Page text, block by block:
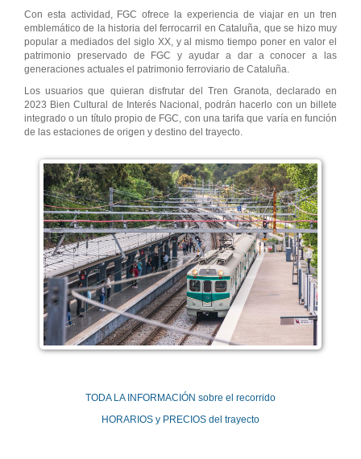
Con esta actividad, FGC ofrece la experiencia de viajar en un tren
emblemático de la historia del ferrocarril en Cataluña, que se hizo muy
popular a mediados del siglo XX, y al mismo tiempo poner en valor el
patrimonio preservado de FGC y ayudar a dar a conocer a las
generaciones actuales el patrimonio ferroviario de Cataluña.
Los usuarios que quieran disfrutar del Tren Granota, declarado en
2023 Bien Cultural de Interés Nacional, podrán hacerlo con un billete
integrado o un título propio de FGC, con una tarifa que varía en función
de las estaciones de origen y destino del trayecto.
TODA LA INFORMACIÓN sobre el recorrido
HORARIOS y PRECIOS del trayecto